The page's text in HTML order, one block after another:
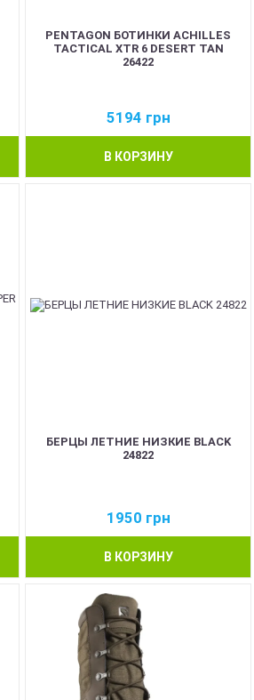
PENTAGON БОТИНКИ ACHILLES
TACTICAL XTR 6 DESERT TAN
26422
5194 грн
В КОРЗИНУ
БЕРЦЫ ЛЕТНИЕ НИЗКИЕ BLACK
24822
1950 грн
В КОРЗИНУ